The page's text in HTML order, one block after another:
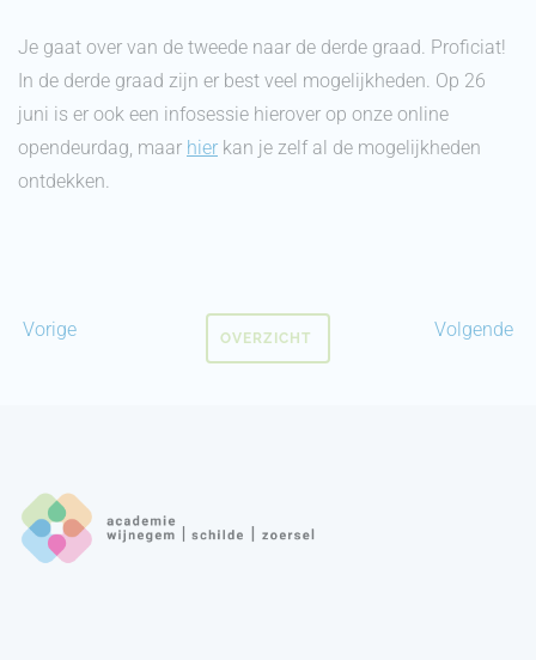
Je gaat over van de tweede naar de derde graad. Proficiat!
In de derde graad zijn er best veel mogelijkheden. Op 26
juni is er ook een infosessie hierover op onze online
opendeurdag, maar hier kan je zelf al de mogelijkheden
ontdekken.
Vorige Volgende
OVERZICHT